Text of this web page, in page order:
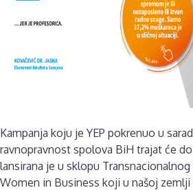
Kampanja koju je YEP pokrenuo u
ravnopravnost spolova BiH trajat će
lansirana je u sklopu
Women in Business koji u našoj